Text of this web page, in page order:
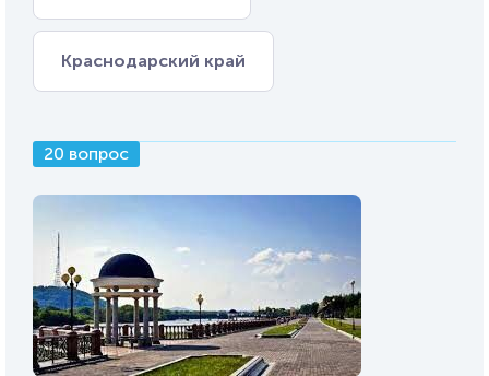
Краснодарский край
20 вопрос